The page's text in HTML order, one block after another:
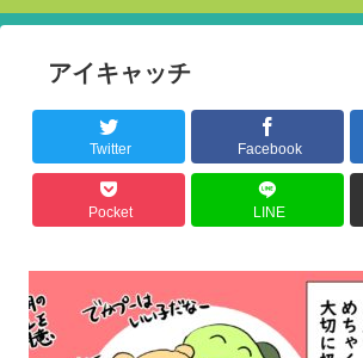
アイキャッチ
Twitter Facebook
Pocket LINE